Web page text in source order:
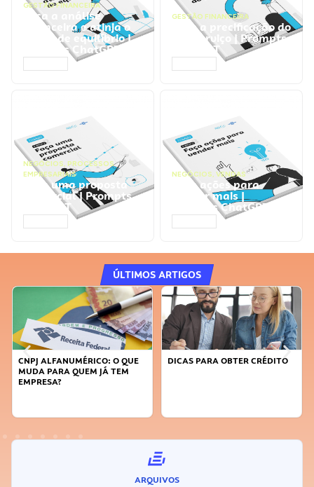
GESTÃO FINANCEIRA
Faça a análise
financeira e atinja o
ponto de equilíbrio |
Prompts ChatGPT
GESTÃO FINANCEIRA
Faça a precificação do
seu serviço | Prompts
ChatGPT
NEGÓCIOS, PROCESSOS
EMPRESARIAIS
Faça uma proposta
comercial | Prompts
ChatGPT
NEGÓCIOS, VENDAS
Faça ações para
vender mais |
Prompts ChatGPT
ÚLTIMOS ARTIGOS
O QUE
TEM
DICAS PARA OBTER CRÉDITO
FAÇA A DIFERENÇA:
ARQUIVOS